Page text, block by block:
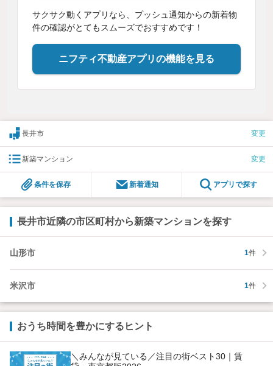
サクサク動くアプリなら、プッシュ通知からの新着物
件の確認がとてもスムーズでおすすめです！
ニフティ不動産アプリの機能を見る
長井市 変更
新築マンション 変更
条件を保存 新着通知 アプリで探す
長井市近隣の市区町村から新築マンションを探す
山形市 1件
米沢市 1件
おうち時間を豊かにするヒント
＼みんなが見ている／注目の街ベスト30｜賃